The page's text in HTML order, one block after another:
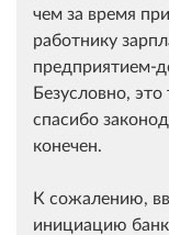
чем за время
работнику
предприятием-
Безусловно,
спасибо
конечен.
К сожалению,
инициацию